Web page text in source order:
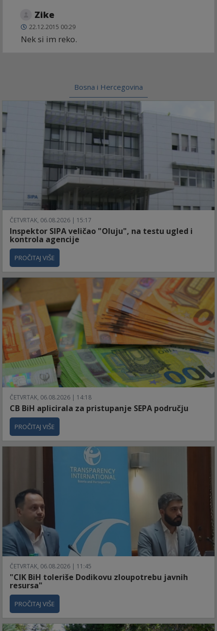
Zike
22.12.2015 00:29
Nek si im reko.
Bosna i Hercegovina
ČETVRTAK, 06.08.2026 | 15:17
Inspektor SIPA veličao "Oluju", na testu ugled i
kontrola agencije
PROČITAJ VIŠE
ČETVRTAK, 06.08.2026 | 14:18
CB BiH aplicirala za pristupanje SEPA području
PROČITAJ VIŠE
ČETVRTAK, 06.08.2026 | 11:45
"CIK BiH toleriše Dodikovu zloupotrebu javnih
resursa"
PROČITAJ VIŠE